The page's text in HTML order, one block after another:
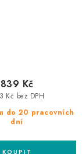
do 20 pracovních
dní
Kč bez DPH
839 Kč